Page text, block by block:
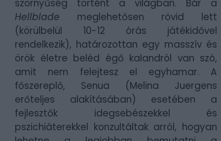
szörnyűség történt a világban. Bár a
Hellblade meglehetősen rövid lett
(körülbelül 10-12 órás játékidővel
rendelkezik), határozottan egy masszív és
örök életre beléd égő kalandról van szó,
amit nem felejtesz el egyhamar. A
főszereplő, Senua (Melina Juergens
erőteljes alakításában) esetében a
fejlesztők idegsebészekkel és
pszichiáterekkel konzultáltak arról, hogyan